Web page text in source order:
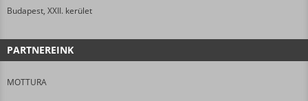
Budapest, XXII. kerület
PARTNEREINK
MOTTURA